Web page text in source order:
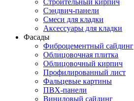
Сэндвич-панели
Смеси для кладки
Аксессуары для кладки
Фасады
Фиброцементный сайдинг
Облицовочная плитка
Облицовочный кирпич
Профилированный лист
Фальцевые картины
ПВХ-панели
Виниловый сайдинг